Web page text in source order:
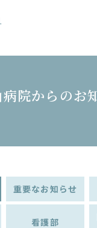
院からのお
重要なお知らせ
看護部